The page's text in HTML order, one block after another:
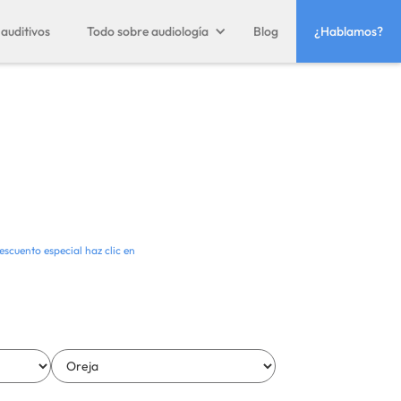
Todo sobre audiología Blog ¿Hablamos?
especial haz clic en